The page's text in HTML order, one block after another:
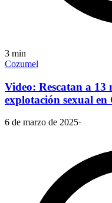
3 min
Cozumel
Video: Rescatan a 13
explotación sexual en
6 de marzo de 2025·